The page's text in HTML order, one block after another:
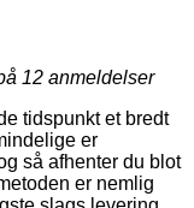
12 anmeldelser
tidspunkt et bredt
er
så afhenter du blot
er nemlig